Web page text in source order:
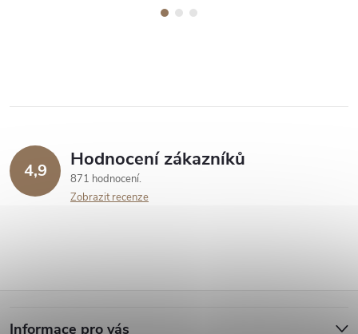
4,9 Hodnocení zákazníků
871 hodnocení
Zobrazit recenze
Informace pro vás